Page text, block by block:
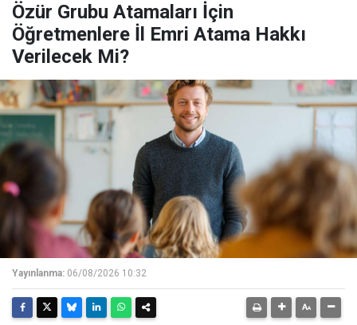
Özür Grubu Atamaları İçin
Öğretmenlere İl Emri Atama Hakkı
Verilecek Mi?
Yayınlanma: 06/08/2026 10:32